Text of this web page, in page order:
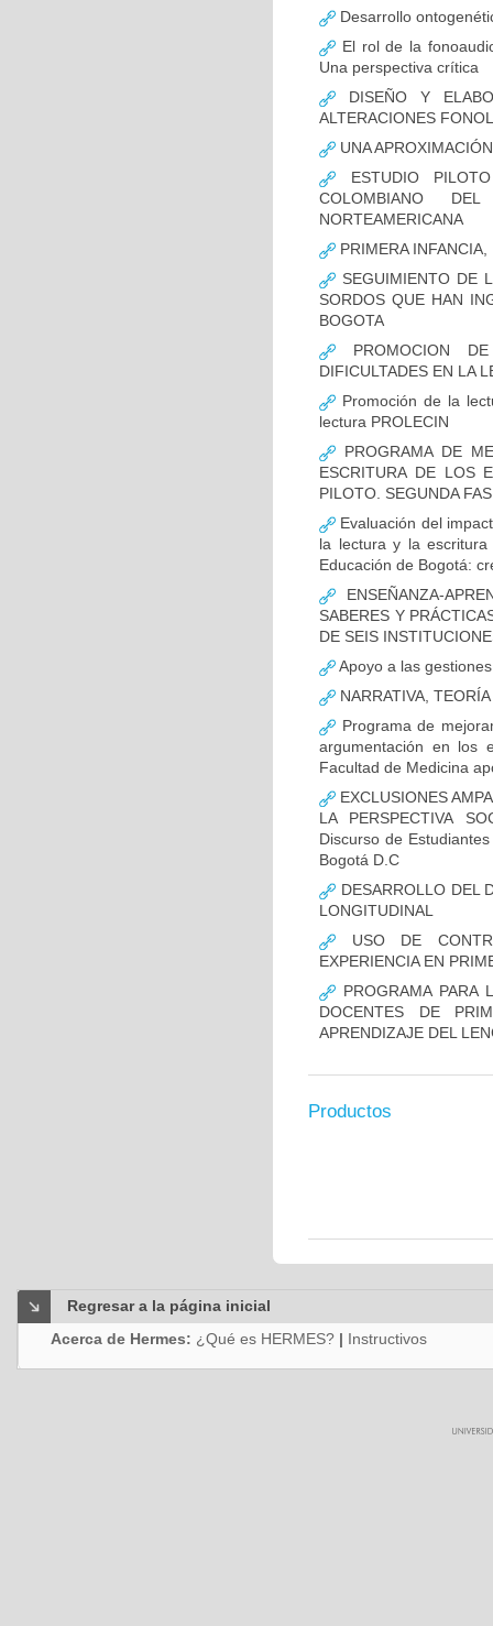
Desarrollo
El rol de la
Una perspectiva crítica
DISEÑO Y
ALTERACIONES
UNA
ESTUDIO
COLOMBIANO
NORTEAMERICANA
PRIMERA
SEGUIMIENTO DE
SORDOS QUE HAN
BOGOTA
PROMOCION
DIFICULTADES EN LA
Promoción de la
lectura PROLECIN
PROGRAMA DE
ESCRITURA DE LOS
PILOTO. SEGUNDA
Evaluación del
la lectura y la
Educación de Bogotá:
ENSEÑANZA-
SABERES Y
DE SEIS
Apoyo a las
NARRATIVA,
Programa de
argumentación en los
Facultad de Medicina
EXCLUSIONES
LA PERSPECTIVA
Discurso de
Bogotá D.C
DESARROLLO DEL
LONGITUDINAL
USO DE
EXPERIENCIA EN
PROGRAMA PARA
DOCENTES DE
APRENDIZAJE DEL
Productos
Regresar a la página inicial
Acerca de Hermes: ¿Qué es HERMES? | Instructivos